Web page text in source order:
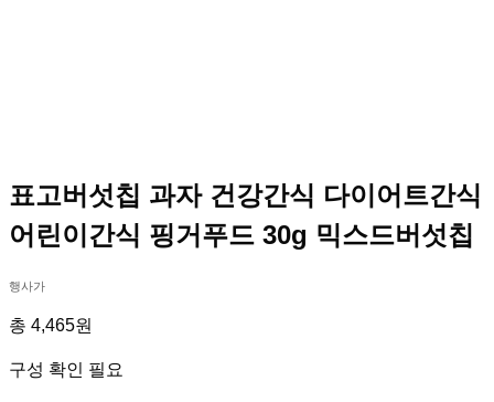
표고버섯칩 과자 건강간식 다이어트간식
어린이간식 핑거푸드 30g 믹스드버섯칩
행사가
총 4,465원
구성 확인 필요